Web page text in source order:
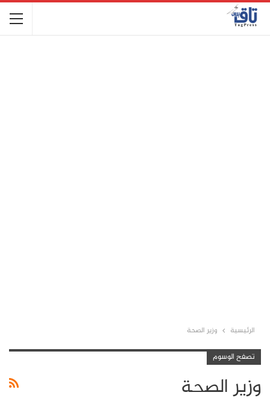
الرئيسية وزير الصحة
تصفح الوسوم
وزير الصحة